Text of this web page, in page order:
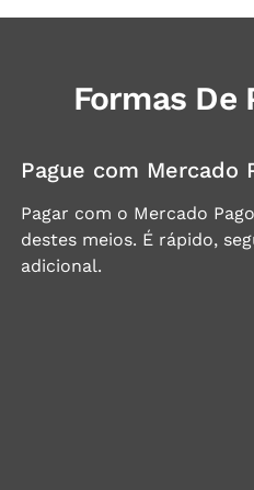
Formas De
Pague com Mercado
Pagar com o Mercado
destes meios. É rápido,
adicional.